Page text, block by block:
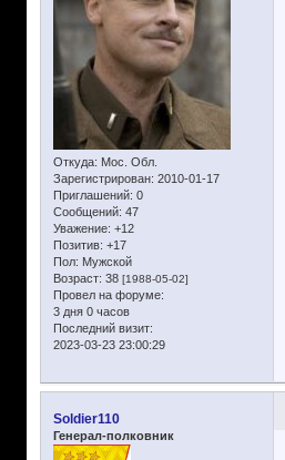
Откуда: Мос. Обл.
Зарегистрирован: 2010-01-17
Приглашений: 0
Сообщений: 47
Уважение: +12
Позитив: +17
Пол: Мужской
Возраст: 38 [1988-05-02]
Провел на форуме:
3 дня 0 часов
Последний визит:
2023-03-23 23:00:29
Soldier110
Генерал-полковник